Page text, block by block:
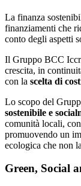
La finanza
finanziamenti che
conto degli aspetti
Il Gruppo BCC
crescita, in
con la scelta di
Lo scopo del
sostenibile e
comunità locali,
promuovendo un
ecologica che non
Green, Social